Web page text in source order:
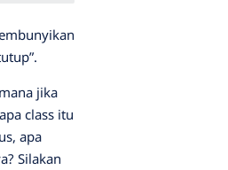
jika
class itu
apa
Silakan